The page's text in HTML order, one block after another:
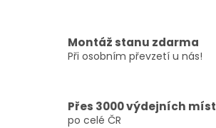
Montáž stanu zdarma
Při osobním převzetí u nás!
Přes 3000 výdejních míst
po celé ČR